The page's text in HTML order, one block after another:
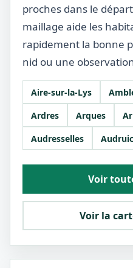
proches dans le
maillage aide les
rapidement la bonne
nid ou une
Aire-sur-la-Lys
Ardres
Arques
Audresselles
Voir
Voir la